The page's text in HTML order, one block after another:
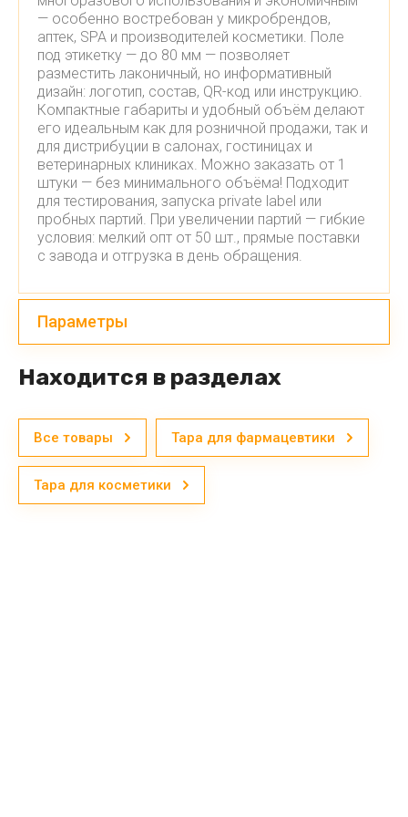
— особенно востребован у микробрендов,
аптек, SPA и производителей косметики. Поле
под этикетку — до 80 мм — позволяет
разместить лаконичный, но информативный
дизайн: логотип, состав, QR-код или инструкцию.
Компактные габариты и удобный объём делают
его идеальным как для розничной продажи, так и
для дистрибуции в салонах, гостиницах и
ветеринарных клиниках. Можно заказать от 1
штуки — без минимального объёма! Подходит
для тестирования, запуска private label или
пробных партий. При увеличении партий — гибкие
условия: мелкий опт от 50 шт., прямые поставки
с завода и отгрузка в день обращения.
Параметры
Находится в разделах
Все товары Тара для фармацевтики
Тара для косметики